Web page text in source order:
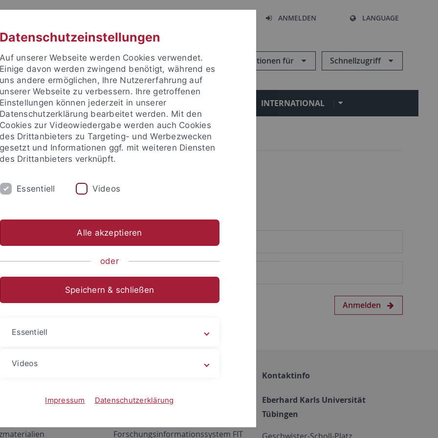
ANMELDEN LANGUAGE
Informationen für Schnellzugriff
FORSCHUNG EINRICHTUNGEN INTERNATIONAL
um sich anzumelden:
Anmelden
Netzwerk
ALMA
Forschungsinformationssystem FIT
Kontaktinfo
Eberhard Karls Universität
Tübingen
Datenschutzeinstellungen
Auf unserer Webseite werden Cookies verwendet.
Einige davon werden zwingend benötigt, während es
uns andere ermöglichen, Ihre Nutzererfahrung auf
unserer Webseite zu verbessern. Ihre getroffenen
Einstellungen können jederzeit in unserer
Datenschutzerklärung bearbeitet werden. Mit den
Cookies zur Videowiedergabe werden auch Cookies
des Drittanbieters zu Targeting- und Werbezwecken
gesetzt und Informationen ggf. mit weiteren Diensten
des Drittanbieters verknüpft.
Essentiell Videos
Alle akzeptieren
oder
Speichern & schließen
Essentiell
Videos
Impressum Datenschutzerklärung